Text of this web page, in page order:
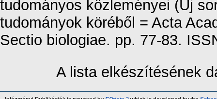
tudományos közleményei (Új
tudományok köréből = Acta
Sectio biologiae. pp. 77-83.
A lista elkészítésének